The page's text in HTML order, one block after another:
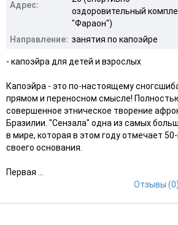
Адрес:
оздоровительный
"Фараон")
Направление: занятия по капоэйре
- капоэйра для детей и взрослых
Капоэйра - это по-настоящему
прямом и переносном смысле!
совершенное этническое творение
Бразилии. "Сензала" одна из самых
в мире, которая в этом году отмечает
своего основания.
Первая ...
Отзывы (0)